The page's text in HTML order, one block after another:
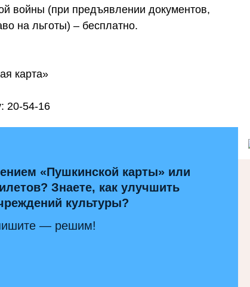
войны (при предъявлении документов,
на льготы) – бесплатно.
карта»
20-54-16
«Пушкинской карты» или
Знаете, как улучшить
культуры?
— решим!